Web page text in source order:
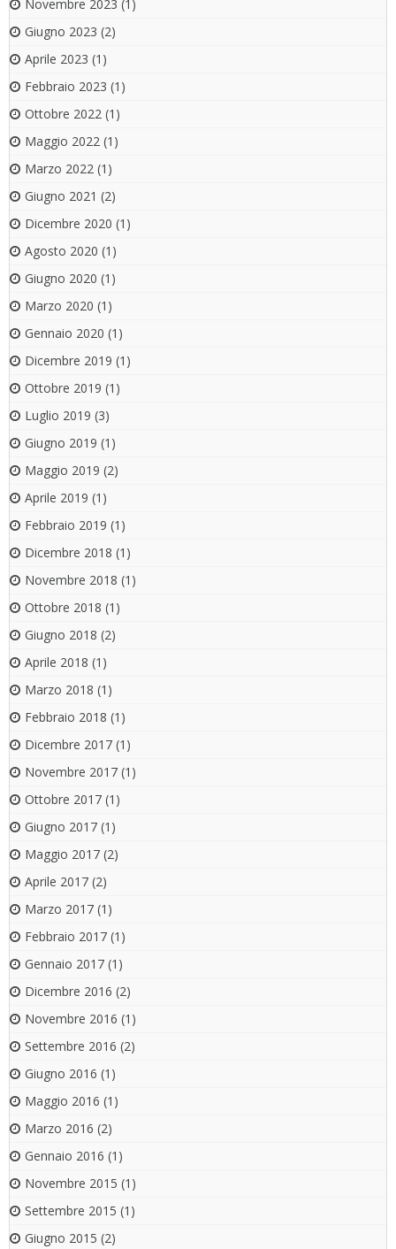
Novembre 2023 (1)
Giugno 2023 (2)
Aprile 2023 (1)
Febbraio 2023 (1)
Ottobre 2022 (1)
Maggio 2022 (1)
Marzo 2022 (1)
Giugno 2021 (2)
Dicembre 2020 (1)
Agosto 2020 (1)
Giugno 2020 (1)
Marzo 2020 (1)
Gennaio 2020 (1)
Dicembre 2019 (1)
Ottobre 2019 (1)
Luglio 2019 (3)
Giugno 2019 (1)
Maggio 2019 (2)
Aprile 2019 (1)
Febbraio 2019 (1)
Dicembre 2018 (1)
Novembre 2018 (1)
Ottobre 2018 (1)
Giugno 2018 (2)
Aprile 2018 (1)
Marzo 2018 (1)
Febbraio 2018 (1)
Dicembre 2017 (1)
Novembre 2017 (1)
Ottobre 2017 (1)
Giugno 2017 (1)
Maggio 2017 (2)
Aprile 2017 (2)
Marzo 2017 (1)
Febbraio 2017 (1)
Gennaio 2017 (1)
Dicembre 2016 (2)
Novembre 2016 (1)
Settembre 2016 (2)
Giugno 2016 (1)
Maggio 2016 (1)
Marzo 2016 (2)
Gennaio 2016 (1)
Novembre 2015 (1)
Settembre 2015 (1)
Giugno 2015 (2)